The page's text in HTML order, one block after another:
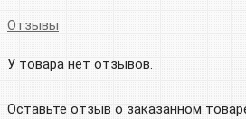
Отзывы
У товара нет отзывов.
Оставьте отзыв о заказанном